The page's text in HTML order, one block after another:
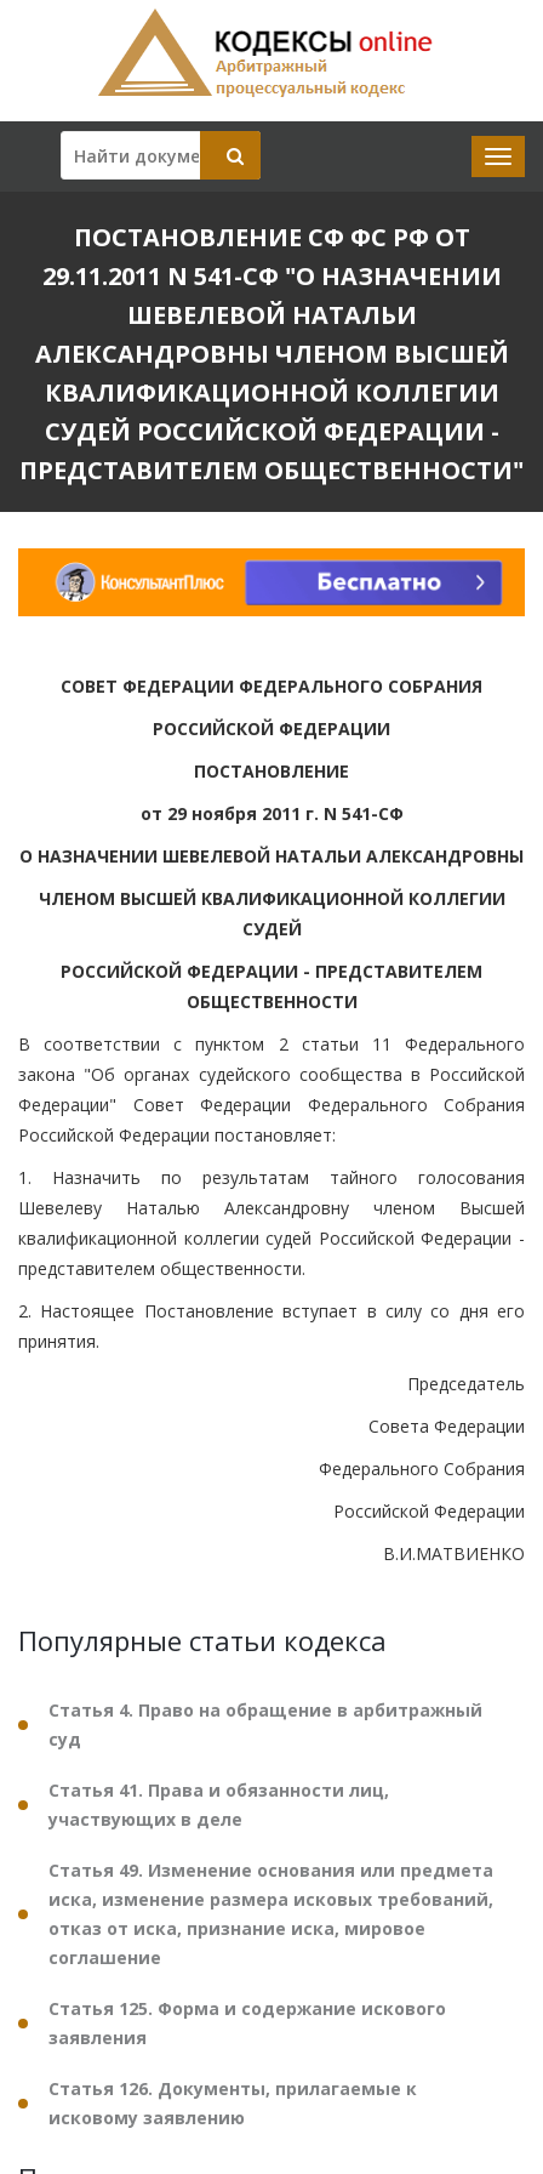
ПОСТАНОВЛЕНИЕ СФ ФС РФ ОТ
29.11.2011 N 541-СФ "О НАЗНАЧЕНИИ
ШЕВЕЛЕВОЙ НАТАЛЬИ
АЛЕКСАНДРОВНЫ ЧЛЕНОМ ВЫСШЕЙ
КВАЛИФИКАЦИОННОЙ КОЛЛЕГИИ
СУДЕЙ РОССИЙСКОЙ ФЕДЕРАЦИИ -
ПРЕДСТАВИТЕЛЕМ ОБЩЕСТВЕННОСТИ"
СОВЕТ ФЕДЕРАЦИИ ФЕДЕРАЛЬНОГО СОБРАНИЯ
РОССИЙСКОЙ ФЕДЕРАЦИИ
ПОСТАНОВЛЕНИЕ
от 29 ноября 2011 г. N 541-СФ
О НАЗНАЧЕНИИ ШЕВЕЛЕВОЙ НАТАЛЬИ АЛЕКСАНДРОВНЫ
ЧЛЕНОМ ВЫСШЕЙ КВАЛИФИКАЦИОННОЙ КОЛЛЕГИИ
СУДЕЙ
РОССИЙСКОЙ ФЕДЕРАЦИИ - ПРЕДСТАВИТЕЛЕМ
ОБЩЕСТВЕННОСТИ
В соответствии с пунктом 2 статьи 11 Федерального
закона "Об органах судейского сообщества в Российской
Федерации" Совет Федерации Федерального Собрания
Российской Федерации постановляет:
1. Назначить по результатам тайного голосования
Шевелеву Наталью Александровну членом Высшей
квалификационной коллегии судей Российской Федерации -
представителем общественности.
2. Настоящее Постановление вступает в силу со дня его
принятия.
Председатель
Совета Федерации
Федерального Собрания
Российской Федерации
В.И.МАТВИЕНКО
Популярные статьи кодекса
Статья 4. Право на обращение в арбитражный
суд
Статья 41. Права и обязанности лиц,
участвующих в деле
Статья 49. Изменение основания или предмета
иска, изменение размера исковых требований,
отказ от иска, признание иска, мировое
соглашение
Статья 125. Форма и содержание искового
заявления
Статья 126. Документы, прилагаемые к
исковому заявлению